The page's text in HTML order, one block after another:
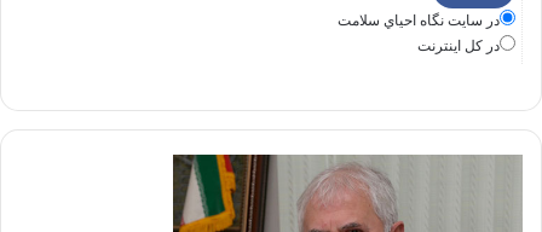
در سايت نگاه احياي سلامت
در كل اينترنت